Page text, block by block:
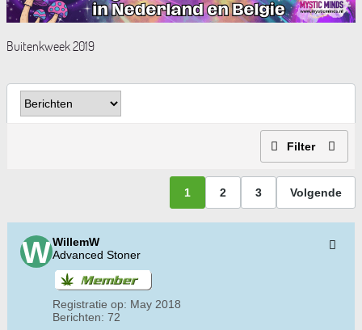
Buitenkweek 2019
Filter
1 2 3 Volgende
WillemW
Advanced Stoner
Registratie op: May 2018
Berichten: 72